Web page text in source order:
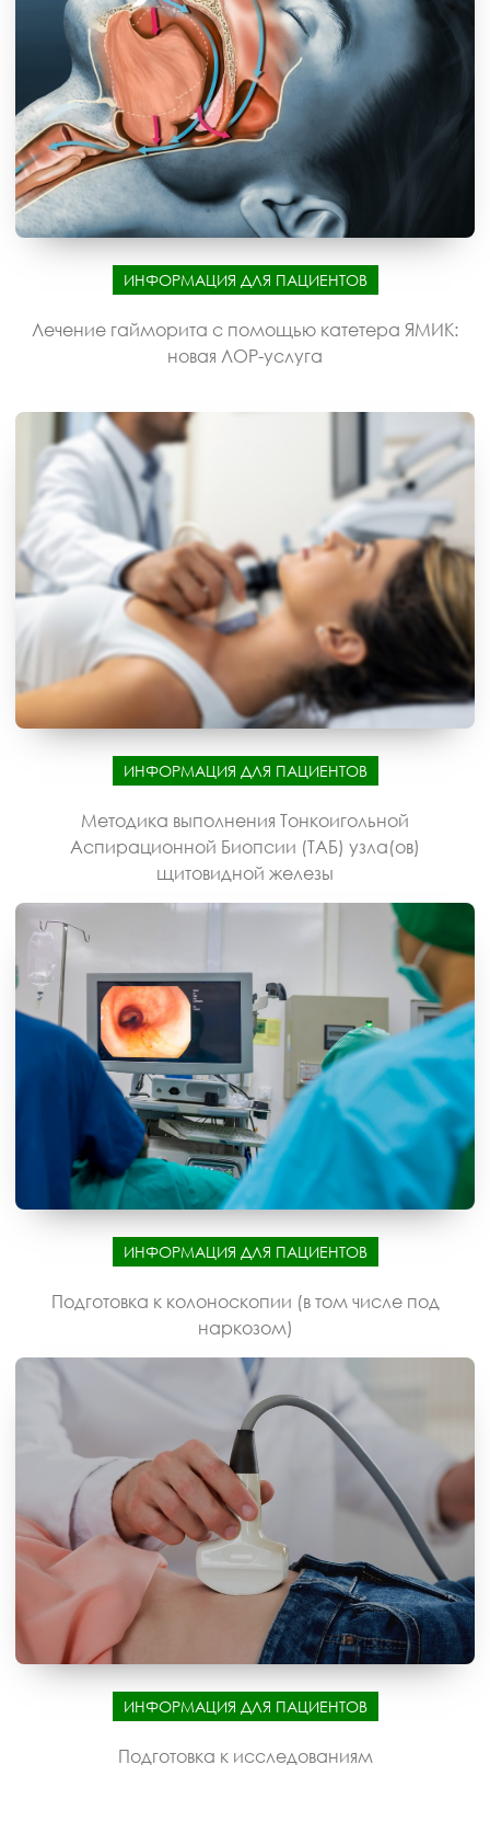
ИНФОРМАЦИЯ ДЛЯ ПАЦИЕНТОВ
Лечение гайморита с помощью катетера ЯМИК:
новая ЛОР-услуга
ИНФОРМАЦИЯ ДЛЯ ПАЦИЕНТОВ
Методика выполнения Тонкоигольной
Аспирационной Биопсии (ТАБ) узла(ов)
щитовидной железы
ИНФОРМАЦИЯ ДЛЯ ПАЦИЕНТОВ
Подготовка к колоноскопии (в том числе под
наркозом)
ИНФОРМАЦИЯ ДЛЯ ПАЦИЕНТОВ
Подготовка к исследованиям